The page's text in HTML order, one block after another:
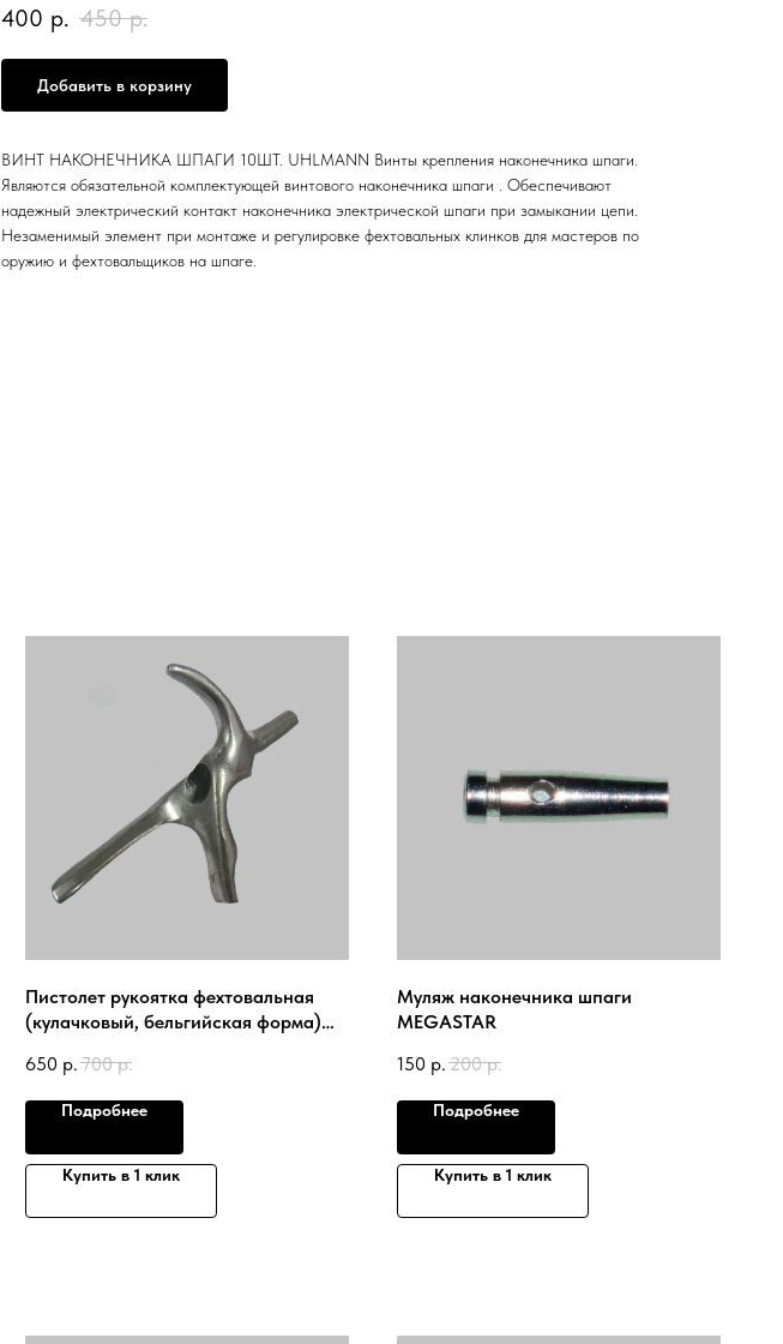
400 р. 450 р.
Добавить в корзину
ВИНТ НАКОНЕЧНИКА ШПАГИ 10ШТ. UHLMANN Винты крепления наконечника шпаги.
Являются обязательной комплектующей винтового наконечника шпаги . Обеспечивают
надежный электрический контакт наконечника электрической шпаги при замыкании цепи.
Незаменимый элемент при монтаже и регулировке фехтовальных клинков для мастеров по
оружию и фехтовальщиков на шпаге.
Пистолет рукоятка фехтовальная
(кулачковый, бельгийская форма)
650 р. 700 р.
Подробнее
Купить в 1 клик
Муляж наконечника шпаги
MEGASTAR
150 р. 200 р.
Подробнее
Купить в 1 клик